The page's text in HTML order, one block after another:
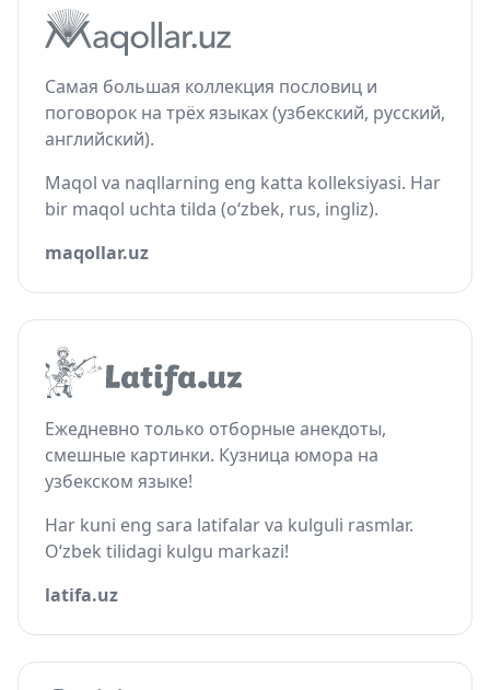
Самая большая коллекция пословиц и
поговорок на трёх языках (узбекский, русский,
английский).
Maqol va naqllarning eng katta kolleksiyasi. Har
bir maqol uchta tilda (o‘zbek, rus, ingliz).
maqollar.uz
Ежедневно только отборные анекдоты,
смешные картинки. Кузница юмора на
узбекском языке!
Har kuni eng sara latifalar va kulguli rasmlar.
O‘zbek tilidagi kulgu markazi!
latifa.uz